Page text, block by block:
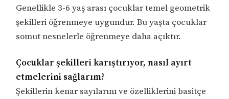
Genellikle 3-6 yaş arası çocuklar temel geometrik
şekilleri öğrenmeye uygundur. Bu yaşta çocuklar
somut nesnelerle öğrenmeye daha açıktır.
Çocuklar şekilleri karıştırıyor, nasıl ayırt
etmelerini sağlarım?
Şekillerin kenar sayılarını ve özelliklerini basitçe